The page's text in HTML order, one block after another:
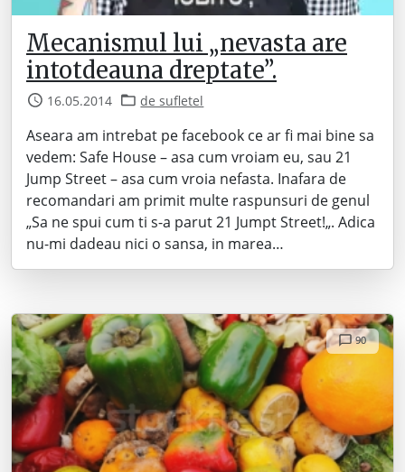
Mecanismul lui „nevasta are
intotdeauna dreptate”.
16.05.2014 de sufletel
Aseara am intrebat pe facebook ce ar fi mai bine sa
vedem: Safe House – asa cum vroiam eu, sau 21
Jump Street – asa cum vroia nefasta. Inafara de
recomandari am primit multe raspunsuri de genul
„Sa ne spui cum ti s-a parut 21 Jumpt Street!„. Adica
nu-mi dadeau nici o sansa, in marea…
90